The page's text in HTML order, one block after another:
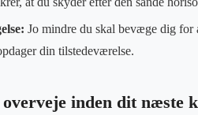
Jo mindre du skal bevæge dig for
din tilstedeværelse.
inden dit næste